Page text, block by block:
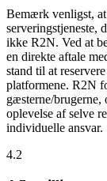
Bemærk venligst, at
serveringstjeneste,
ikke R2N. Ved at
en direkte aftale
stand til at
platformene. R2N
gæsterne/brugerne,
oplevelse af selve
individuelle ansvar.
4.2